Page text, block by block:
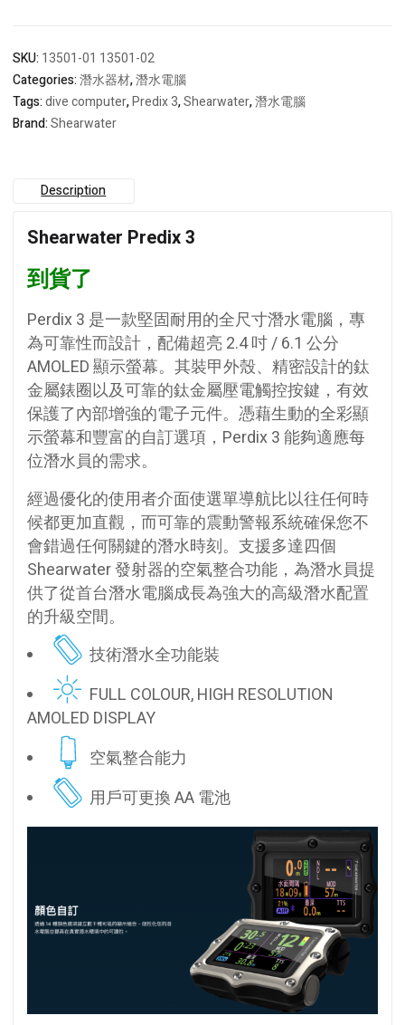
SKU: 13501-01 13501-02
Categories:潛水器材,潛水電腦
Tags:dive computer,Predix 3,Shearwater,潛水電腦
Brand:Shearwater
Description
Shearwater Predix 3
到貨了
Perdix 3 是一款堅固耐用的全尺寸潛水電腦，專
為可靠性而設計，配備超亮 2.4 吋 / 6.1 公分
AMOLED 顯示螢幕。其裝甲外殼、精密設計的鈦
金屬錶圈以及可靠的鈦金屬壓電觸控按鍵，有效
保護了內部增強的電子元件。憑藉生動的全彩顯
示螢幕和豐富的自訂選項，Perdix 3 能夠適應每
位潛水員的需求。
經過優化的使用者介面使選單導航比以往任何時
候都更加直觀，而可靠的震動警報系統確保您不
會錯過任何關鍵的潛水時刻。支援多達四個
Shearwater 發射器的空氣整合功能，為潛水員提
供了從首台潛水電腦成長為強大的高級潛水配置
的升級空間。
技術潛水全功能裝
FULL COLOUR, HIGH RESOLUTION
AMOLED DISPLAY
空氣整合能力
用戶可更換 AA 電池